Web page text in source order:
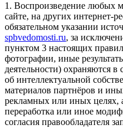
1. Воспроизведение любых
сайте, на других интернет-
обязательном указании
spbvedomosti.ru, за
пунктом 3 настоящих
фотографии, иные
деятельности) охраняются в
об интеллектуальной
материалов партнёров и
рекламных или иных целях,
переработка или иное
согласия правообладателя